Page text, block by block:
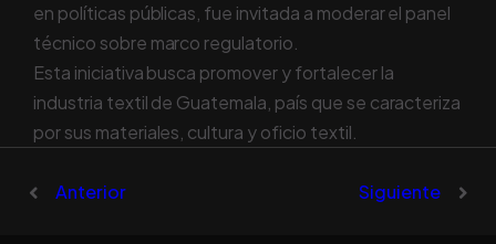
en políticas públicas, fue invitada a moderar el panel
técnico sobre marco regulatorio.
Esta iniciativa busca promover y fortalecer la
industria textil de Guatemala, país que se caracteriza
por sus materiales, cultura y oficio textil.
Anterior Siguiente